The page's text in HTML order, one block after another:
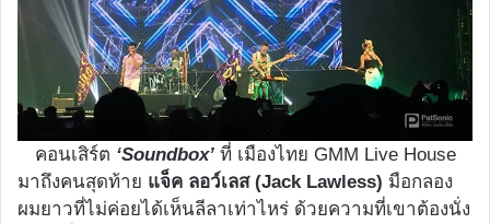
คอนเสิร์ต ‘Soundbox’ที่ เมืองไทย GMM Live House
มาถึงคนสุดท้าย แจ็ค ลอว์เลส (Jack Lawless) มือกลอง
ผมยาวที่ไม่ค่อยได้เห็นลีลาเท่าไหร่ ด้วยความที่เขาต้องนั่ง